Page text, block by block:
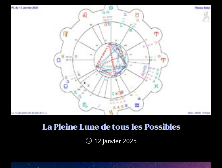
La Pleine Lune de tous les Possibles
12 janvier 2025